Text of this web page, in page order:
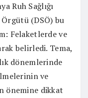
Ruh Sağlığı
Örgütü (DSÖ) bu
Felaketlerde ve
belirledi. Tema,
dönemlerinde
ve
önemine dikkat